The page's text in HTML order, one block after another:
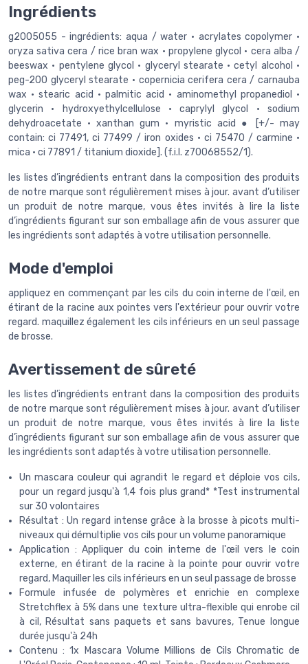
Ingrédients
g2005055 - ingrédients: aqua / water • acrylates copolymer •
oryza sativa cera / rice bran wax • propylene glycol • cera alba /
beeswax • pentylene glycol • glyceryl stearate • cetyl alcohol •
peg-200 glyceryl stearate • copernicia cerifera cera / carnauba
wax • stearic acid • palmitic acid • aminomethyl propanediol •
glycerin • hydroxyethylcellulose • caprylyl glycol • sodium
dehydroacetate • xanthan gum • myristic acid ● [+/- may
contain: ci 77491, ci 77499 / iron oxides • ci 75470 / carmine •
mica • ci 77891 / titanium dioxide]. (f.i.l. z70068552/1).
les listes d’ingrédients entrant dans la composition des produits
de notre marque sont régulièrement mises à jour. avant d’utiliser
un produit de notre marque, vous êtes invités à lire la liste
d’ingrédients figurant sur son emballage afin de vous assurer que
les ingrédients sont adaptés à votre utilisation personnelle.
Mode d'emploi
appliquez en commençant par les cils du coin interne de l'œil, en
étirant de la racine aux pointes vers l'extérieur pour ouvrir votre
regard. maquillez également les cils inférieurs en un seul passage
de brosse.
Avertissement de sûreté
les listes d’ingrédients entrant dans la composition des produits
de notre marque sont régulièrement mises à jour. avant d’utiliser
un produit de notre marque, vous êtes invités à lire la liste
d’ingrédients figurant sur son emballage afin de vous assurer que
les ingrédients sont adaptés à votre utilisation personnelle.
Un mascara couleur qui agrandit le regard et déploie vos cils,
pour un regard jusqu'à 1,4 fois plus grand* *Test instrumental
sur 30 volontaires
Résultat : Un regard intense grâce à la brosse à picots multi-
niveaux qui démultiplie vos cils pour un volume panoramique
Application : Appliquer du coin interne de l'œil vers le coin
externe, en étirant de la racine à la pointe pour ouvrir votre
regard, Maquiller les cils inférieurs en un seul passage de brosse
Formule infusée de polymères et enrichie en complexe
Stretchflex à 5% dans une texture ultra-flexible qui enrobe cil
à cil, Résultat sans paquets et sans bavures, Tenue longue
durée jusqu'à 24h
Contenu : 1x Mascara Volume Millions de Cils Chromatic de